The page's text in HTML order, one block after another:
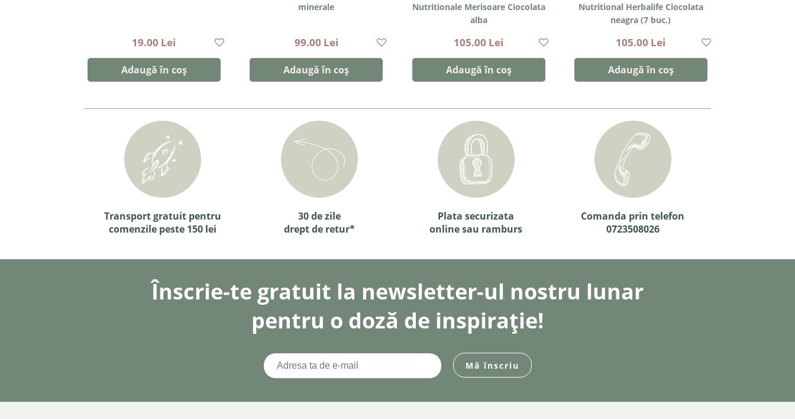
19.00 Lei
Adaugă în coș
minerale
99.00 Lei
Adaugă în coș
Nutritionale Merisoare Ciocolata
alba
105.00 Lei
Adaugă în coș
Nutritional Herbalife Ciocolata
neagra (7 buc.)
105.00 Lei
Adaugă în coș
Transport gratuit pentru
comenzile peste 150 lei
30 de zile
drept de retur*
Plata securizata
online sau ramburs
Comanda prin telefon
0723508026
Înscrie-te gratuit la newsletter-ul nostru lunar
pentru o doză de inspirație!